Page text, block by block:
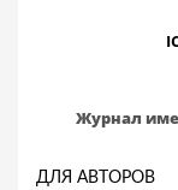
Журнал
ДЛЯ АВТОРОВ